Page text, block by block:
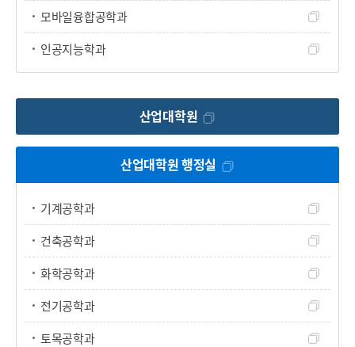
모바일융합공학과
인공지능학과
산업대학원
산업대학원 행정실
기계공학과
건축공학과
화학공학과
전기공학과
토목공학과